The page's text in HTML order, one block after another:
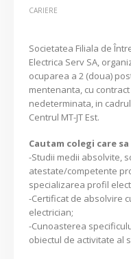
CARIERE
Societatea Filiala de
Electrica Serv SA,
ocuparea a 2 (doua)
mentenanta, cu
nedeterminata, in
Centrul MT-JT Est.
Cautam colegi care
-Studii medii absolvite,
atestate/competente
specializarea profil
-Certificat de absolvire
electrician;
-Cunoasterea
obiectul de activitate al